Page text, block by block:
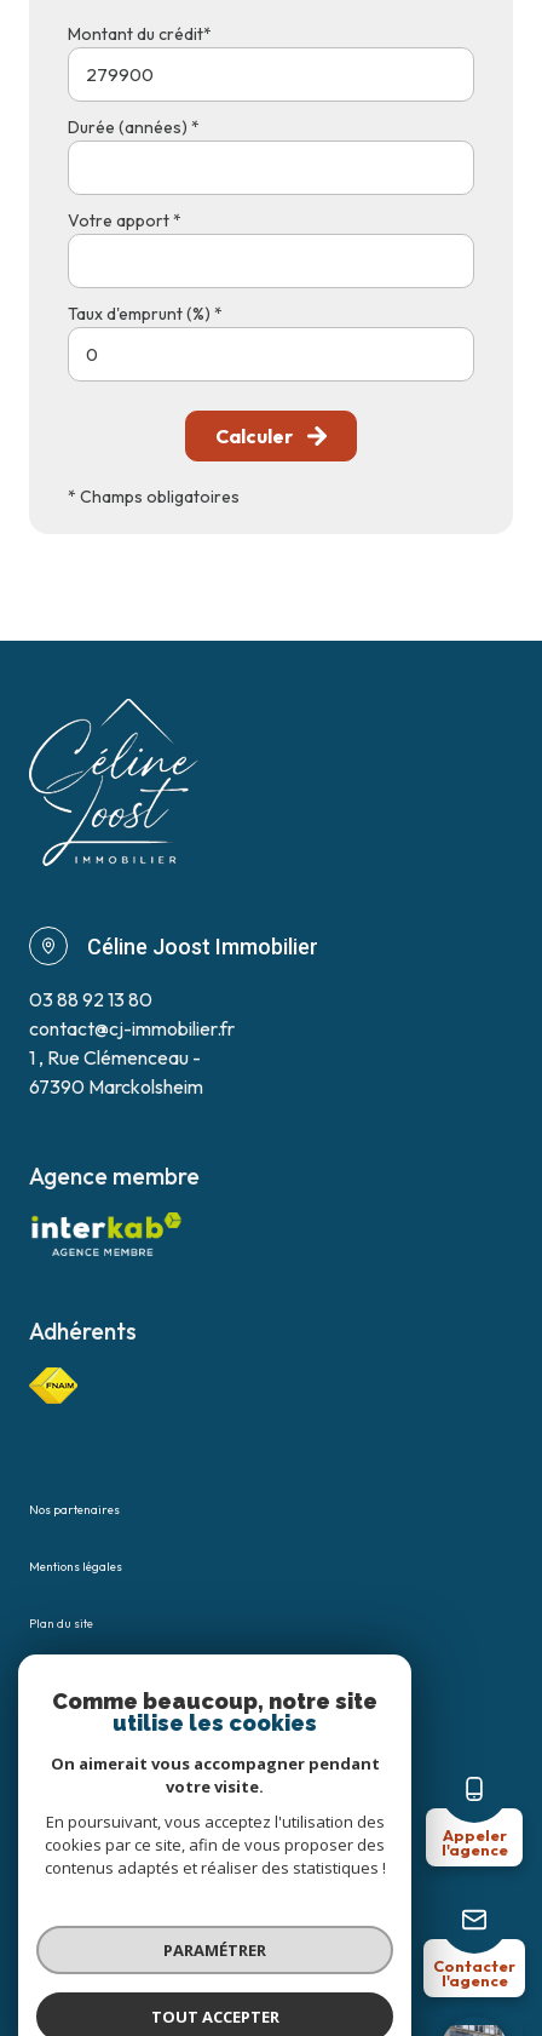
Appeler
l'agence
Contacter
l'agence
Montant du crédit*
Durée (années) *
Votre apport *
Taux d'emprunt (%) *
Calculer
* Champs obligatoires
Céline Joost Immobilier
03 88 92 13 80
contact@cj-immobilier.fr
1 , Rue Clémenceau -
67390 Marckolsheim
Agence membre
Adhérents
Nos partenaires
Mentions légales
Plan du site
Cookies
© 2026 | Tous droits réservés
Réalisé par
Comme beaucoup, notre site
utilise les cookies
On aimerait vous accompagner pendant
votre visite.
En poursuivant, vous acceptez l'utilisation des
cookies par ce site, afin de vous proposer des
contenus adaptés et réaliser des statistiques !
PARAMÉTRER
TOUT ACCEPTER